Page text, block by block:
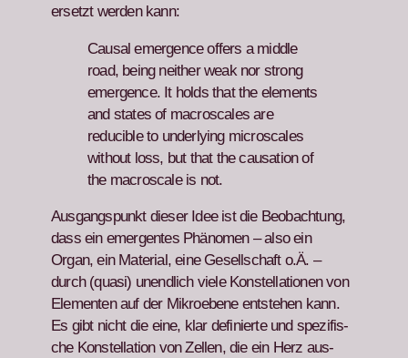
erset­zt wer­den kann:
Causal emer­gence offers a mid­dle
road, being nei­ther weak nor strong
emer­gence. It holds that the ele­ments
and states of macroscales are
reducible to under­ly­ing microscales
with­out loss, but that the cau­sa­tion of
the macroscale is not.
Aus­gangspunkt dieser Idee ist die Beobach­tung,
dass ein emer­gentes Phänomen – also ein
Organ, ein Mate­r­i­al, eine Gesellschaft o.Ä. –
durch (qua­si) unendlich viele Kon­stel­la­tio­nen von
Ele­menten auf der Mikroebene entste­hen kann.
Es gibt nicht die eine, klar definierte und spez­i­fis­
che Kon­stel­la­tion von Zellen, die ein Herz aus­